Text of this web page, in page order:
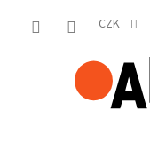
CZK